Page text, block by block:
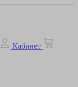
Кабинет